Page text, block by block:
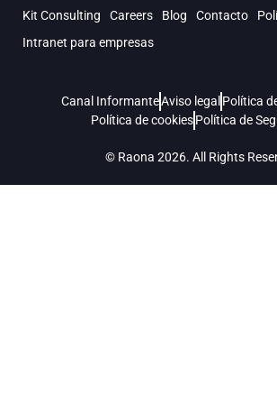
Kit Consulting
Careers Blog Contacto
Intranet para empresas
© Raona 2026. All Rights
Canal InformanteAviso legal Política
Política de cookiesPolítica de